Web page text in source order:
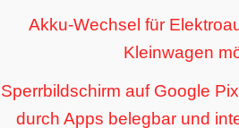
Akku-Wechsel für
Kleinwagen
Sperrbildschirm auf Google
durch Apps belegbar und